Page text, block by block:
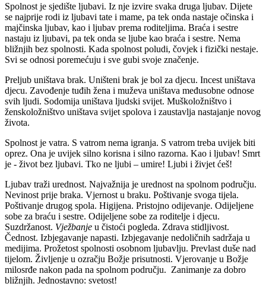
Spolnost je sjedište ljubavi. Iz nje izvire svaka druga ljubav. Dijete
se najprije rodi iz ljubavi tate i mame, pa tek onda nastaje očinska i
majčinska ljubav, kao i ljubav prema roditeljima. Braća i sestre
nastaju iz ljubavi, pa tek onda se ljube kao braća i sestre. Nema
bližnjih bez spolnosti. Kada spolnost poludi, čovjek i fizički nestaje.
Svi se odnosi poremećuju i sve gubi svoje značenje.
Preljub uništava brak. Uništeni brak je bol za djecu. Incest uništava
djecu. Zavođenje tuđih žena i muževa uništava međusobne odnose
svih ljudi. Sodomija uništava ljudski svijet. Muškoložništvo i
ženskoložništvo uništava svijet spolova i zaustavlja nastajanje novog
života.
Spolnost je vatra. S vatrom nema igranja. S vatrom treba uvijek biti
oprez. Ona je uvijek silno korisna i silno razorna. Kao i ljubav! Smrt
je - život bez ljubavi. Tko ne ljubi – umire! Ljubi i živjet ćeš!
Ljubav traži urednost. Najvažnija je urednost na spolnom području.
Nevinost prije braka. Vjernost u braku. Poštivanje svoga tijela.
Poštivanje drugog spola. Higijena. Pristojno odijevanje. Odijeljene
sobe za braću i sestre. Odijeljene sobe za roditelje i djecu.
Suzdržanost. Vježbanje u čistoći pogleda. Zdrava stidljivost.
Čednost. Izbjegavanje napasti. Izbjegavanje nedoličnih sadržaja u
medijima. Prožetost spolnosti osobnom ljubavlju. Prevlast duše nad
tijelom. Življenje u ozračju Božje prisutnosti. Vjerovanje u Božje
milosrđe nakon pada na spolnom području. Zanimanje za dobro
bližnjih. Jednostavno: svetost!